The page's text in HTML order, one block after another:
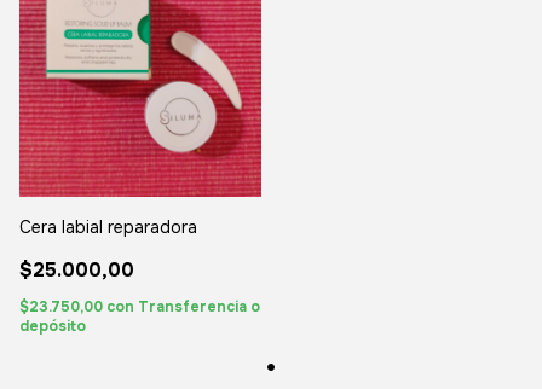
Cera labial reparadora
$25.000,00
$23.750,00 con Transferencia o
depósito